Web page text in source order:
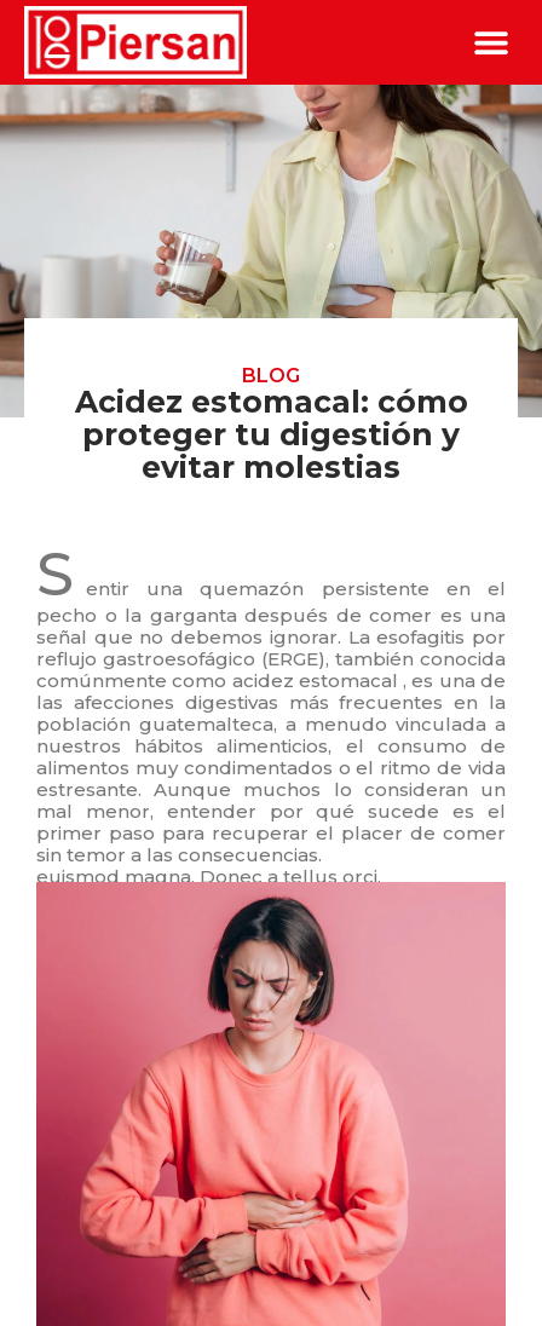
BLOG
Acidez estomacal: cómo
proteger tu digestión y
evitar molestias
S
entir una quemazón persistente en el
pecho o la garganta después de comer es una
señal que no debemos ignorar. La esofagitis por
reflujo gastroesofágico (ERGE), también conocida
comúnmente como acidez estomacal , es una de
las afecciones digestivas más frecuentes en la
población guatemalteca, a menudo vinculada a
nuestros hábitos alimenticios, el consumo de
alimentos muy condimentados o el ritmo de vida
estresante. Aunque muchos lo consideran un
mal menor, entender por qué sucede es el
primer paso para recuperar el placer de comer
sin temor a las consecuencias.
euismod magna. Donec a tellus orci.